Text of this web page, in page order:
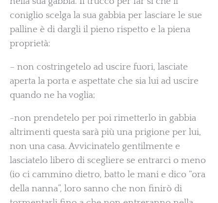
coniglio scelga la sua gabbia per lasciare le sue
palline è di dargli il pieno rispetto e la piena
proprietà:
– non costringetelo ad uscire fuori, lasciate
aperta la porta e aspettate che sia lui ad uscire
quando ne ha voglia;
-non prendetelo per poi rimetterlo in gabbia
altrimenti questa sarà più una prigione per lui,
non una casa. Avvicinatelo gentilmente e
lasciatelo libero di scegliere se entrarci o meno
(io ci cammino dietro, batto le mani e dico “ora
della nanna”, loro sanno che non finirò di